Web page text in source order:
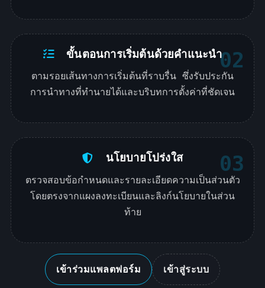
02
ขั้นตอนการเริ่มต้นด้วยคำแนะนำ
ตามรอยเส้นทางการเริ่มต้นที่ราบรื่น ซึ่งรับประกัน
การนำทางที่ทำนายได้และบริบทการตั้งค่าที่ชัดเจน
03
นโยบายโปร่งใส
ตรวจสอบข้อกำหนดและรายละเอียดความเป็นส่วนตัว
โดยตรงจากแผงลงทะเบียนและลิงก์นโยบายในส่วน
ท้าย
เข้าร่วมแพลตฟอร์ม เข้าสู่ระบบ